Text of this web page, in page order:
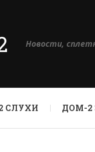
Новости,
СЛУХИ ДОМ-2